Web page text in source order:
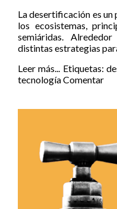
La desertificación es
los ecosistemas,
semiáridas.
distintas estrategias
Leer más... Etiquetas:
tecnologíaComentar